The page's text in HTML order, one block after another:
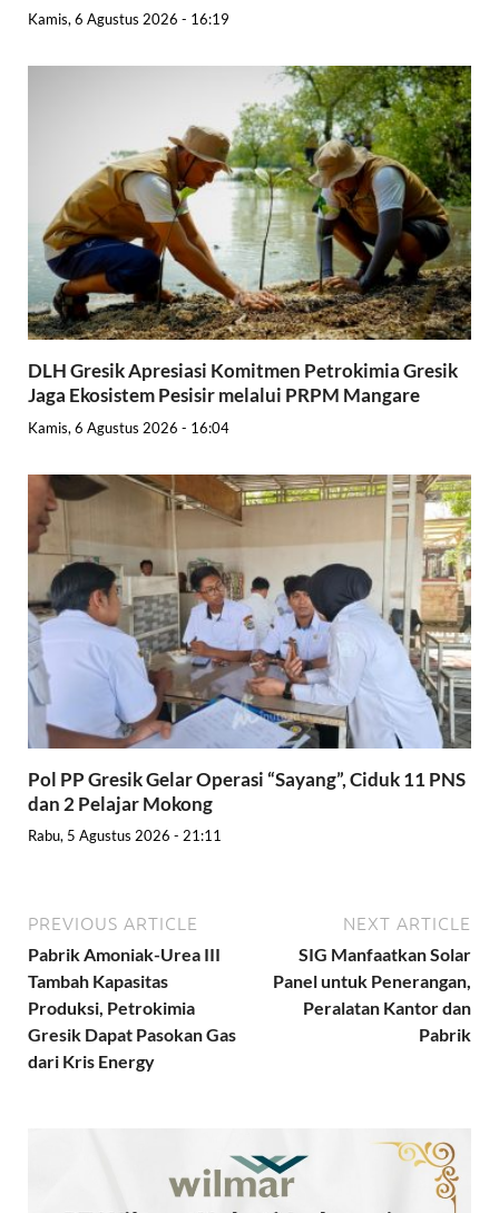
Kamis, 6 Agustus 2026 - 16:19
DLH Gresik Apresiasi Komitmen Petrokimia Gresik
Jaga Ekosistem Pesisir melalui PRPM Mangare
Kamis, 6 Agustus 2026 - 16:04
Pol PP Gresik Gelar Operasi “Sayang”, Ciduk 11 PNS
dan 2 Pelajar Mokong
Rabu, 5 Agustus 2026 - 21:11
PREVIOUS ARTICLE
Pabrik Amoniak-Urea III
Tambah Kapasitas
Produksi, Petrokimia
Gresik Dapat Pasokan Gas
dari Kris Energy
NEXT ARTICLE
SIG Manfaatkan Solar
Panel untuk Penerangan,
Peralatan Kantor dan
Pabrik